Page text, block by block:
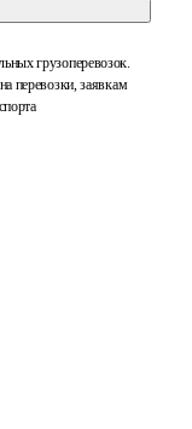
грузоперевозок.
перевозки, заявкам